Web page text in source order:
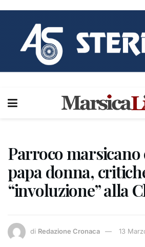
Parroco marsicano
papa donna,
“involuzione” alla
di Redazione Cronaca 13